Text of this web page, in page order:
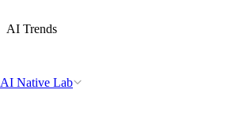
AI Native Lab
AI Trends